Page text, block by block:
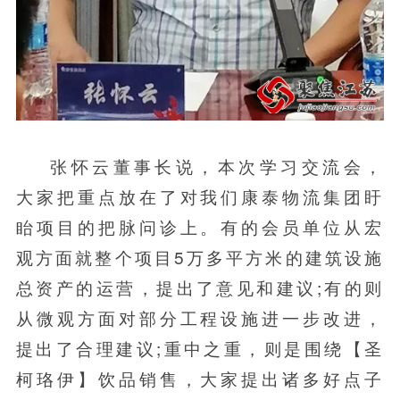
张怀云董事长说，本次学习交流会，
大家把重点放在了对我们康泰物流集团盱
眙项目的把脉问诊上。有的会员单位从宏
观方面就整个项目5万多平方米的建筑设施
总资产的运营，提出了意见和建议;有的则
从微观方面对部分工程设施进一步改进，
提出了合理建议;重中之重，则是围绕【圣
柯珞伊】饮品销售，大家提出诸多好点子